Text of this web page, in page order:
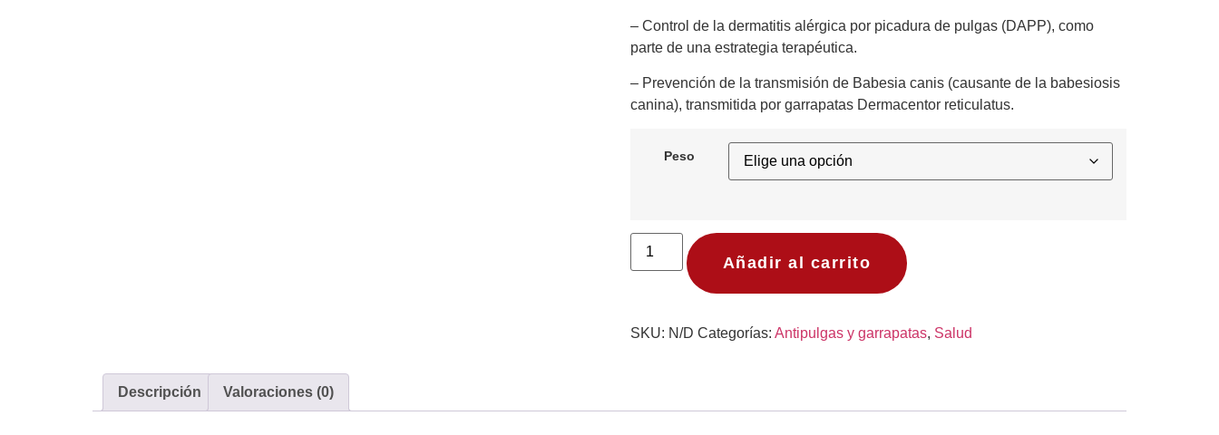
– Control de la dermatitis alérgica por picadura de pulgas (DAPP), como
parte de una estrategia terapéutica.
– Prevención de la transmisión de Babesia canis (causante de la babesiosis
canina), transmitida por garrapatas Dermacentor reticulatus.
Peso
Añadir al carrito
SKU: N/D Categorías: Antipulgas y garrapatas, Salud
Descripción Valoraciones (0)